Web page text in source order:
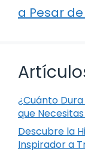
a Pesar
¿Cuánto
que
Descubre la
Inspirador a